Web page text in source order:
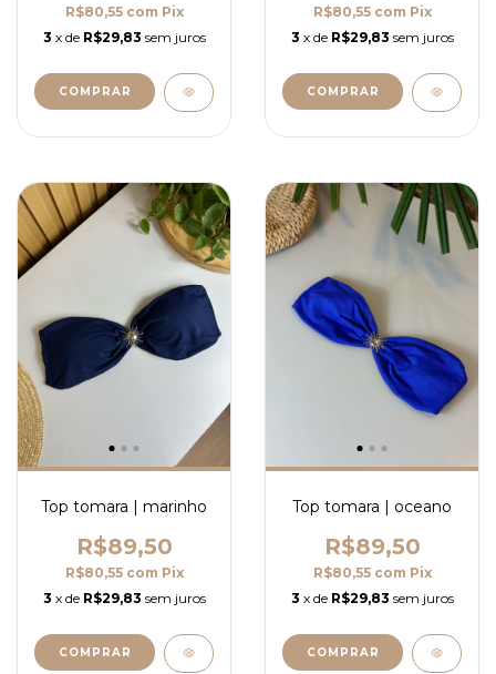
R$80,55 com Pix
3 x de R$29,83 sem juros
COMPRAR
R$80,55 com Pix
3 x de R$29,83 sem juros
COMPRAR
Top tomara | marinho
R$89,50
R$80,55 com Pix
3 x de R$29,83 sem juros
COMPRAR
Top tomara | oceano
R$89,50
R$80,55 com Pix
3 x de R$29,83 sem juros
COMPRAR